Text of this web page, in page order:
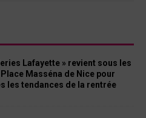
Lafayette » revient sous les
Masséna de Nice pour
les tendances de la rentrée